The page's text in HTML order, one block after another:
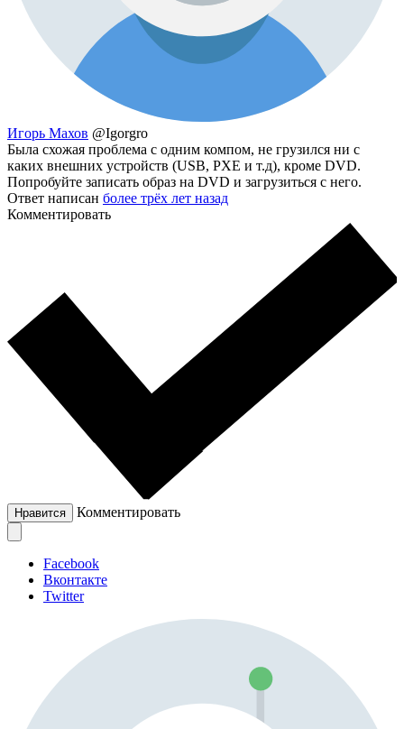
Игорь Махов @Igorgro
Была схожая проблема с одним компом, не грузился ни с
каких внешних устройств (USB, PXE и т.д), кроме DVD.
Попробуйте записать образ на DVD и загрузиться с него.
Ответ написан более трёх лет назад
Комментировать
Нравится Комментировать
Facebook
Вконтакте
Twitter